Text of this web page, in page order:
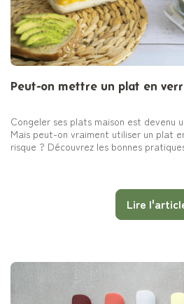
Peut-on mettre un plat en
Congeler ses plats maison est devenu
Mais peut-on vraiment utiliser un plat
risque ? Découvrez les bonnes
Lire